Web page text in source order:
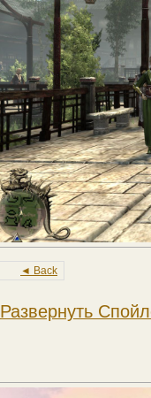
◄ Back
Развернуть